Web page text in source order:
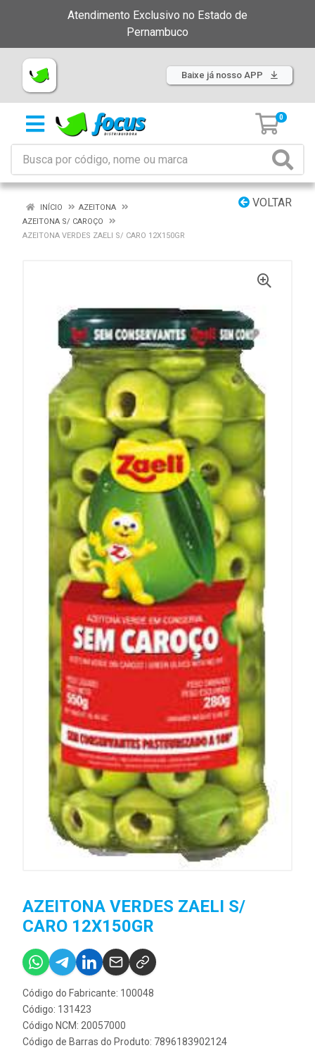
Atendimento Exclusivo no Estado de
Pernambuco
Baixe já nosso APP
0
VOLTAR
INÍCIO
AZEITONA
AZEITONA S/ CAROÇO
AZEITONA VERDES ZAELI S/ CARO 12X150GR
AZEITONA VERDES ZAELI S/
CARO 12X150GR
Código do Fabricante: 100048
Código: 131423
Código NCM: 20057000
Código de Barras do Produto: 7896183902124